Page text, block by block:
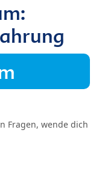
Fragen, wende dich